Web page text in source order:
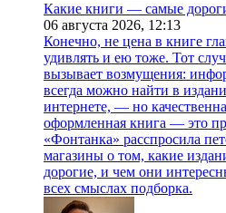
Какие книги — самые
06 августа 2026, 12:13
Конечно, не цена в книге
удивлять и ею тоже. Тот
вызывает возмущения:
всегда можно найти в
интернете, — но
оформленная книга — это
«Фонтанка» расспросила
магазины о том, какие
дорогие, и чем они
всех смыслах подборка.